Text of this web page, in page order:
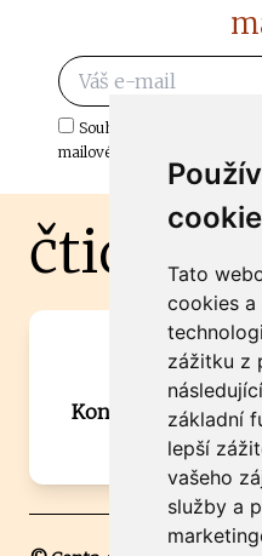
Tato
cookies a
zážitku z
základní
lepší
vašeho
služby a
Souhlasím s odběrem
mailové schránky.
Máte
Kontaktujte